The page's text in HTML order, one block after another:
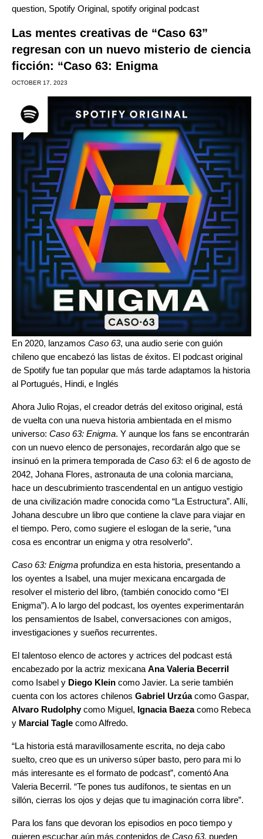
question, Spotify Original, spotify original podcast
Las mentes creativas de “Caso 63”
regresan con un nuevo misterio de ciencia
ficción: “Caso 63: Enigma
OCTOBER 17, 2023
En 2020, lanzamos Caso 63, una audio serie con guión
chileno que encabezó las listas de éxitos. El podcast original
de Spotify fue tan popular que más tarde adaptamos la historia
al Portugués, Hindi, e Inglés
Ahora Julio Rojas, el creador detrás del exitoso original, está
de vuelta con una nueva historia ambientada en el mismo
universo: Caso 63: Enigma. Y aunque los fans se encontrarán
con un nuevo elenco de personajes, recordarán algo que se
insinuó en la primera temporada de Caso 63: el 6 de agosto de
2042, Johana Flores, astronauta de una colonia marciana,
hace un descubrimiento trascendental en un antiguo vestigio
de una civilización madre conocida como “La Estructura”. Allí,
Johana descubre un libro que contiene la clave para viajar en
el tiempo. Pero, como sugiere el eslogan de la serie, “una
cosa es encontrar un enigma y otra resolverlo”.
Caso 63: Enigma profundiza en esta historia, presentando a
los oyentes a Isabel, una mujer mexicana encargada de
resolver el misterio del libro, (también conocido como “El
Enigma”). A lo largo del podcast, los oyentes experimentarán
los pensamientos de Isabel, conversaciones con amigos,
investigaciones y sueños recurrentes.
El talentoso elenco de actores y actrices del podcast está
encabezado por la actriz mexicana Ana Valeria Becerril
como Isabel y Diego Klein como Javier. La serie también
cuenta con los actores chilenos Gabriel Urzúacomo Gaspar,
Alvaro Rudolphycomo Miguel, Ignacia Baezacomo Rebeca
y Marcial Tagle como Alfredo.
“La historia está maravillosamente escrita, no deja cabo
suelto, creo que es un universo súper basto, pero para mi lo
más interesante es el formato de podcast”, comentó Ana
Valeria Becerril. “Te pones tus audífonos, te sientas en un
sillón, cierras los ojos y dejas que tu imaginación corra libre”.
Para los fans que devoran los episodios en poco tiempo y
quieren escuchar aún más contenidos de Caso 63, pueden